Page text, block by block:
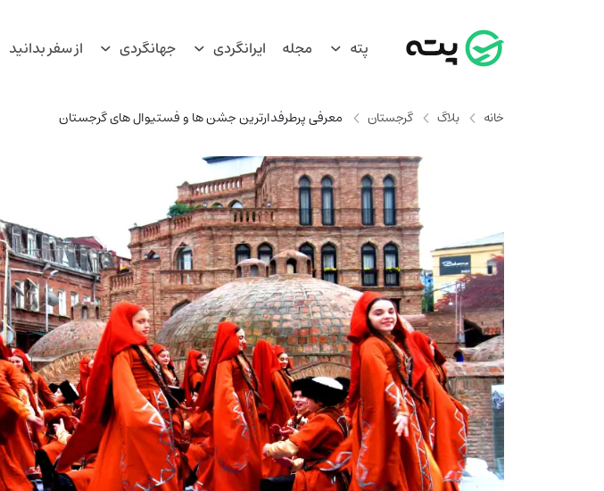
پته مجله ایرانگردی جهانگردی از سفر بدانید
خانه بلاگ گرجستان معرفی پرطرفدارترین جشن ها و فستیوال های گرجستان